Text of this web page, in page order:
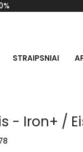
STRAIPSNIAI
- Iron+ /